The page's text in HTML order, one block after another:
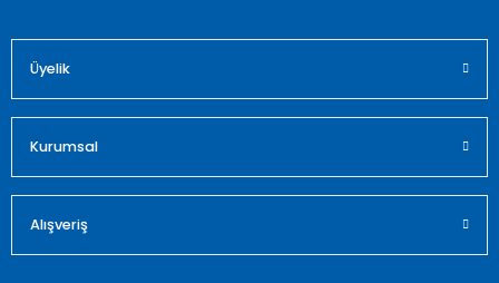
Üyelik
Kurumsal
Alışveriş